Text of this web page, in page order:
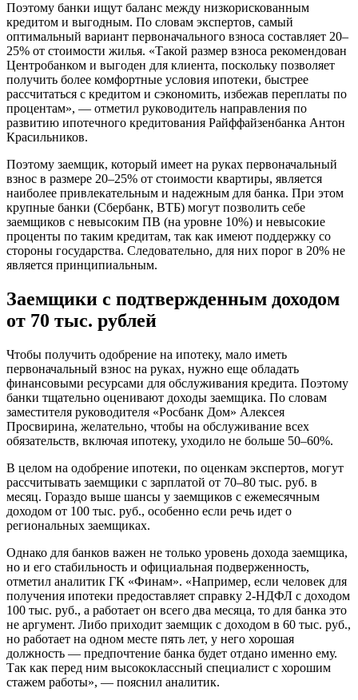
Поэтому банки ищут баланс между низкорискованным
кредитом и выгодным. По словам экспертов, самый
оптимальный вариант первоначального взноса составляет 20–
25% от стоимости жилья. «Такой размер взноса рекомендован
Центробанком и выгоден для клиента, поскольку позволяет
получить более комфортные условия ипотеки, быстрее
рассчитаться с кредитом и сэкономить, избежав переплаты по
процентам», — отметил руководитель направления по
развитию ипотечного кредитования Райффайзенбанка Антон
Красильников.
Поэтому заемщик, который имеет на руках первоначальный
взнос в размере 20–25% от стоимости квартиры, является
наиболее привлекательным и надежным для банка. При этом
крупные банки (Сбербанк, ВТБ) могут позволить себе
заемщиков с невысоким ПВ (на уровне 10%) и невысокие
проценты по таким кредитам, так как имеют поддержку со
стороны государства. Следовательно, для них порог в 20% не
является принципиальным.
Заемщики с подтвержденным доходом
от 70 тыс. рублей
Чтобы получить одобрение на ипотеку, мало иметь
первоначальный взнос на руках, нужно еще обладать
финансовыми ресурсами для обслуживания кредита. Поэтому
банки тщательно оценивают доходы заемщика. По словам
заместителя руководителя «Росбанк Дом» Алексея
Просвирина, желательно, чтобы на обслуживание всех
обязательств, включая ипотеку, уходило не больше 50–60%.
В целом на одобрение ипотеки, по оценкам экспертов, могут
рассчитывать заемщики с зарплатой от 70–80 тыс. руб. в
месяц. Гораздо выше шансы у заемщиков с ежемесячным
доходом от 100 тыс. руб., особенно если речь идет о
региональных заемщиках.
Однако для банков важен не только уровень дохода заемщика,
но и его стабильность и официальная подверженность,
отметил аналитик ГК «Финам». «Например, если человек для
получения ипотеки предоставляет справку 2-НДФЛ с доходом
100 тыс. руб., а работает он всего два месяца, то для банка это
не аргумент. Либо приходит заемщик с доходом в 60 тыс. руб.,
но работает на одном месте пять лет, у него хорошая
должность — предпочтение банка будет отдано именно ему.
Так как перед ним высококлассный специалист с хорошим
стажем работы», — пояснил аналитик.